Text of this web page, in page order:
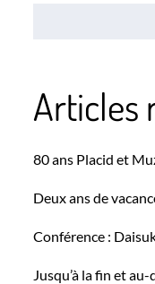
Articles
80 ans Placid et
Deux ans de
Conférence :
Jusqu’à la fin et